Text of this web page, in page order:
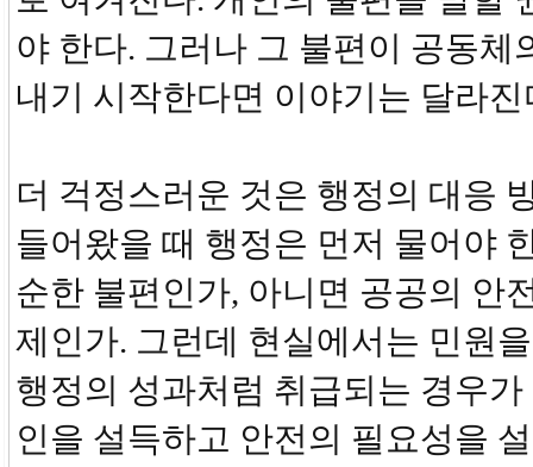
야 한다. 그러나 그 불편이 공동체
내기 시작한다면 이야기는 달라진
더 걱정스러운 것은 행정의 대응
들어왔을 때 행정은 먼저 물어야
순한 불편인가, 아니면 공공의 안
제인가. 그런데 현실에서는 민원
행정의 성과처럼 취급되는 경우
인을 설득하고 안전의 필요성을